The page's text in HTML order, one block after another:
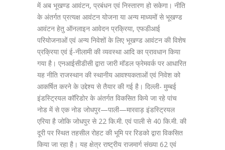
में अब भूखण्ड आवंटन, प्रबंधन एवं निस्तारण हो सकेगा। नीति
के अंतर्गत प्रत्यक्ष आवंटन योजना या अन्य माध्यमों से भूखण्ड
आवंटन हेतु ऑनलाइन आवेदन प्रक्रिया, एफडीआई
परियोजनाओं एवं अन्य निवेशों के लिए भूखण्ड आवंटन की विशेष
प्रक्रिया एवं ई-नीलामी की व्यवस्था आदि का प्रावधान किया
गया है। एनआईसीडीसी द्वारा जारी मॉडल फ्रेमवर्क पर आधारित
यह नीति राजस्थान की स्थानीय आवश्यकताओं एवं निवेश को
आकर्षित करने के उद्देश्य से तैयार की गई है। दिल्ली- मुम्बई
इंडस्ट्रियल कॉरिडोर के अंतर्गत विकसित किये जा रहे पांच
नोड में से एक नोड जोधपुर—पाली—मारवाड़ इंडस्ट्रियल
एरिया है जोकि जोधपुर से 22 कि.मी. एवं पाली से 40 कि.मी. की
दूरी पर स्थित तहसील रोहट की भूमि पर रिडको द्वारा विकसित
किया जा रहा है। यह क्षेत्र राष्ट्रीय राजमार्ग संख्या 62 एवं